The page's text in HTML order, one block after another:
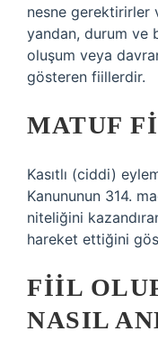
nesne gerektirirler
yandan, durum ve
oluşum veya
gösteren fiillerdir.
MATUF
Kasıtlı (ciddi)
Kanununun 314.
niteliğini
hareket ettiğini
FIIL
NASIL